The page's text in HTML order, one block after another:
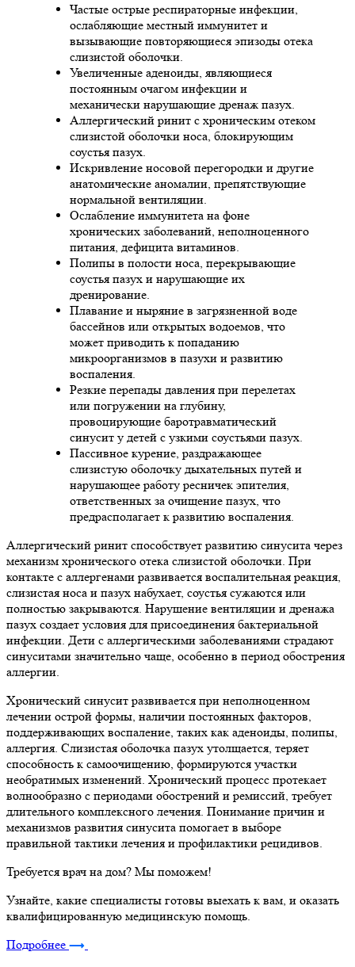
Частые острые респираторные инфекции,
ослабляющие местный иммунитет и
вызывающие повторяющиеся эпизоды отека
слизистой оболочки.
Увеличенные аденоиды, являющиеся
постоянным очагом инфекции и
механически нарушающие дренаж пазух.
Аллергический ринит с хроническим отеком
слизистой оболочки носа, блокирующим
соустья пазух.
Искривление носовой перегородки и другие
анатомические аномалии, препятствующие
нормальной вентиляции.
Ослабление иммунитета на фоне
хронических заболеваний, неполноценного
питания, дефицита витаминов.
Полипы в полости носа, перекрывающие
соустья пазух и нарушающие их
дренирование.
Плавание и ныряние в загрязненной воде
бассейнов или открытых водоемов, что
может приводить к попаданию
микроорганизмов в пазухи и развитию
воспаления.
Резкие перепады давления при перелетах
или погружении на глубину,
провоцирующие баротравматический
синусит у детей с узкими соустьями пазух.
Пассивное курение, раздражающее
слизистую оболочку дыхательных путей и
нарушающее работу ресничек эпителия,
ответственных за очищение пазух, что
предрасполагает к развитию воспаления.
Аллергический ринит способствует развитию синусита через
механизм хронического отека слизистой оболочки. При
контакте с аллергенами развивается воспалительная реакция,
слизистая носа и пазух набухает, соустья сужаются или
полностью закрываются. Нарушение вентиляции и дренажа
пазух создает условия для присоединения бактериальной
инфекции. Дети с аллергическими заболеваниями страдают
синуситами значительно чаще, особенно в период обострения
аллергии.
Хронический синусит развивается при неполноценном
лечении острой формы, наличии постоянных факторов,
поддерживающих воспаление, таких как аденоиды, полипы,
аллергия. Слизистая оболочка пазух утолщается, теряет
способность к самоочищению, формируются участки
необратимых изменений. Хронический процесс протекает
волнообразно с периодами обострений и ремиссий, требует
длительного комплексного лечения. Понимание причин и
механизмов развития синусита помогает в выборе
правильной тактики лечения и профилактики рецидивов.
Требуется врач на дом? Мы поможем!
Узнайте, какие специалисты готовы выехать к вам, и оказать
квалифицированную медицинскую помощь.
Подробнее